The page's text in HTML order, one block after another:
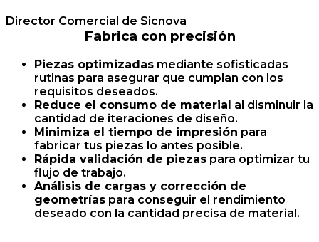
Director Comercial de Sicnova
Fabrica con precisión
Piezas optimizadas mediante sofisticadas
rutinas para asegurar que cumplan con los
requisitos deseados​.
Reduce el consumo de material al disminuir la
cantidad de iteraciones de diseño.
Minimiza el tiempo de impresión para
fabricar tus piezas lo antes posible​.
Rápida validación de piezas para optimizar tu
flujo de trabajo​.
Análisis de cargas y corrección de
geometrías para conseguir el rendimiento
deseado con la cantidad precisa de material​.